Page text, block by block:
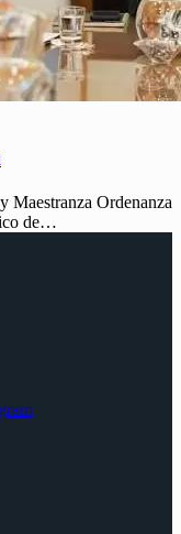
Maestranza Ordenanza
de…